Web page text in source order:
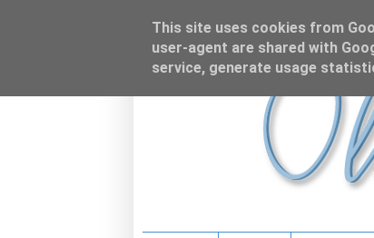
This site uses cookies from
user-agent are shared with
service, generate usage